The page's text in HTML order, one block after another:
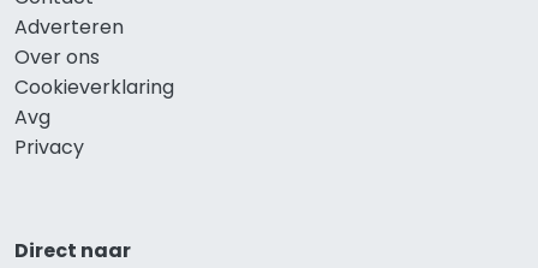
Adverteren
Over ons
Cookieverklaring
Avg
Privacy
Direct naar